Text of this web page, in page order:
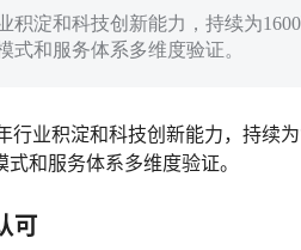
积淀和科技创新能力，持续为
和服务体系多维度验证。
行业积淀和科技创新能力，持续
和服务体系多维度验证。
可